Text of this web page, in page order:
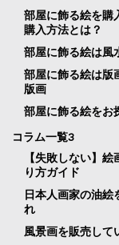
部屋に飾る絵を購
購入方法とは？
部屋に飾る絵は風
部屋に飾る絵は版
版画
部屋に飾る絵をお
コラム一覧3
【失敗しない】
り方ガイド
日本人画家の油絵
れ
風景画を販売して